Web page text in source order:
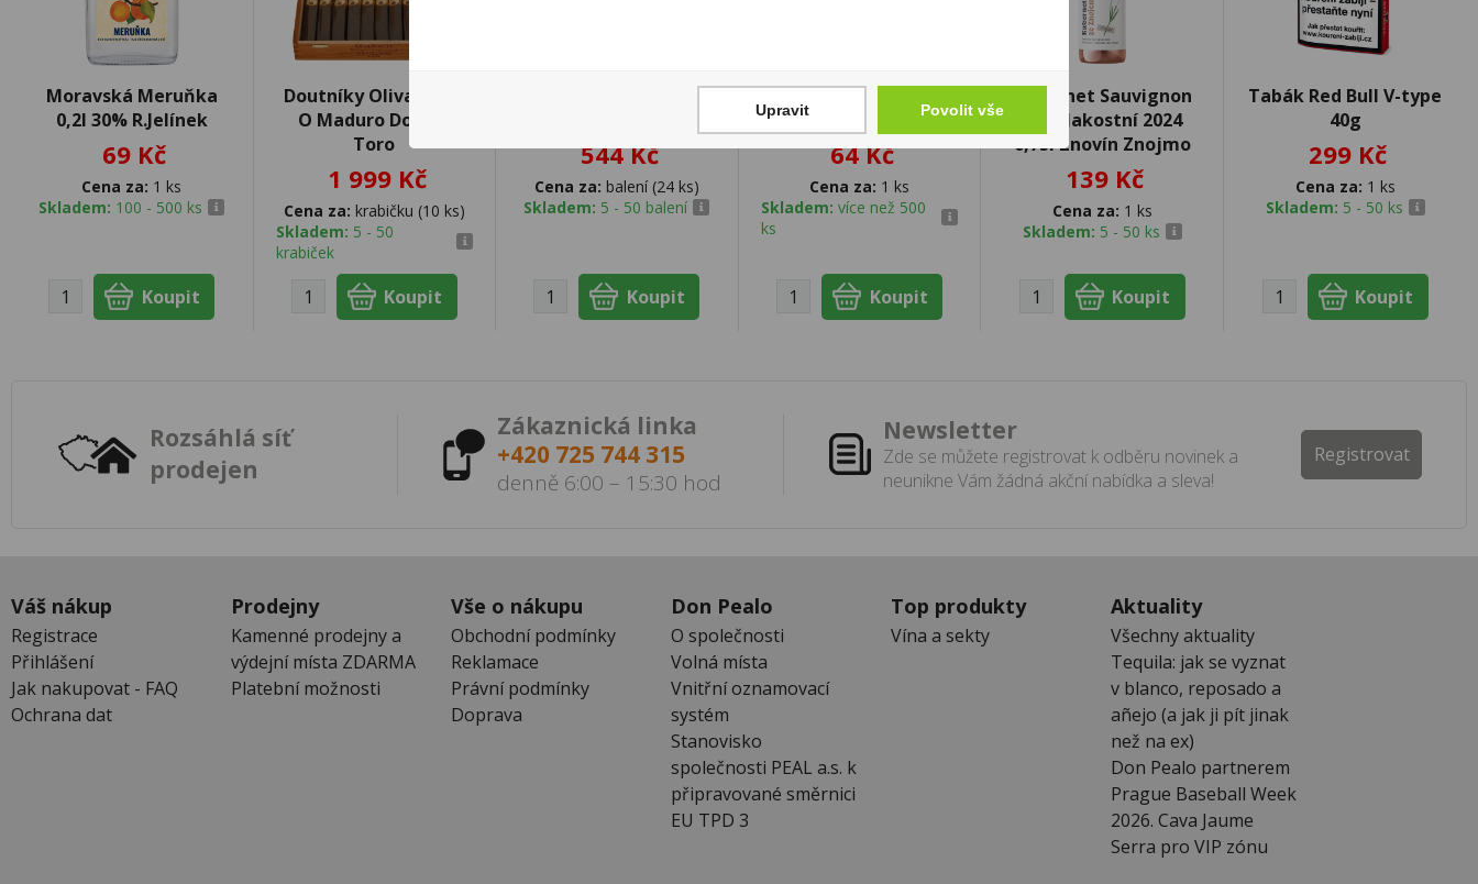
Moravská Meruňka
0,2l 30% R.Jelínek
69 Kč
Cena za: 1 ks
Skladem: 100 - 500 ks
Doutníky Oliva Serie
O Maduro Double
Toro
1 999 Kč
Cena za: krabičku (10 ks)
Skladem: 5 - 50
krabiček
544 Kč
Cena za: balení (24 ks)
Skladem: 5 - 50 balení
Vodka Leon
St.Nicolaus 0,2l 37,5%
64 Kč
Cena za: 1 ks
Skladem: více než 500
ks
Cabernet Sauvignon
rosé Jakostní 2024
0,75l Znovín Znojmo
139 Kč
Cena za: 1 ks
Skladem: 5 - 50 ks
Tabák Red Bull V-type
40g
299 Kč
Cena za: 1 ks
Skladem: 5 - 50 ks
Rozsáhlá síť
prodejen
Zákaznická linka
+420 725 744 315
denně 6:00 – 15:30 hod
Newsletter
Zde se můžete registrovat k odběru novinek a
neunikne Vám žádná akční nabídka a sleva!
Registrovat
Váš nákup
Registrace
Přihlášení
Jak nakupovat - FAQ
Ochrana dat
Prodejny
Kamenné prodejny a
výdejní místa ZDARMA
Platební možnosti
Vše o nákupu
Obchodní podmínky
Reklamace
Právní podmínky
Doprava
Don Pealo
O společnosti
Volná místa
Vnitřní oznamovací
systém
Stanovisko
společnosti PEAL a.s. k
připravované směrnici
EU TPD 3
Top produkty
Vína a sekty
Aktuality
Všechny aktuality
Tequila: jak se vyznat
v blanco, reposado a
añejo (a jak ji pít jinak
než na ex)
Don Pealo partnerem
Prague Baseball Week
2026. Cava Jaume
Serra pro VIP zónu
Upravit Povolit vše